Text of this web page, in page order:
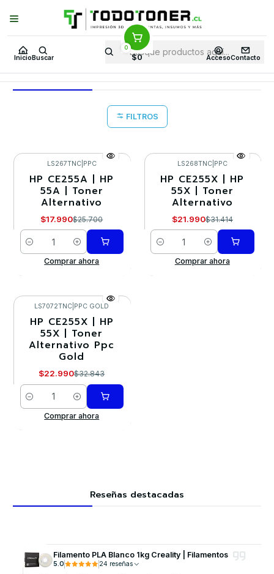
Inicio Buscar
0
$0 AccesoContacto
Puedes Elegir: Comprar enTienda· Despachoa Todo Chile · Retiro en
Tienda en24 Horas
Inicio Toner y tambor Toner Alternativo HP Equipos HP P3010
P3010
FILTROS
-30%
LS267TNC| PPC
HP CE255A | HP
55A | Toner
Alternativo
$17.990$25.700
Cantidad
Comprar ahora
-30%
LS268TNC| PPC
HP CE255X | HP
55X | Toner
Alternativo
$21.990$31.414
Cantidad
Comprar ahora
-30%
LS7072TNC PPC GOLD
HP CE255X | HP
55X | Toner
Alternativo Ppc
Gold
$22.990$32.843
Cantidad
Comprar ahora
Reseñas destacadas
Filamento PLA Blanco 1kg Creality | Filamentos
5.0 24 reseñas